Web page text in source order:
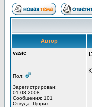
Автор
vasic
Пол:
Зарегистрирован:
01.08.2008
Сообщения: 101
Откуда: Цюрих